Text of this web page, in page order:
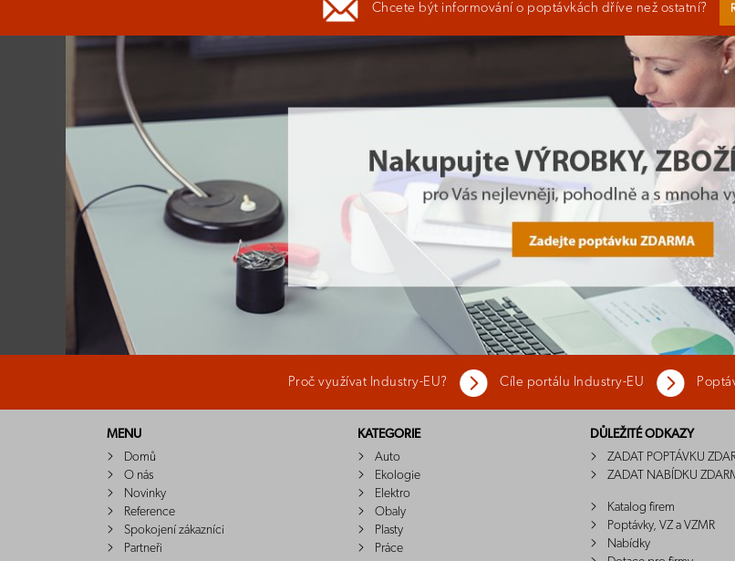
Chcete být informování o poptávkách dříve než ostatní?
Proč využívat Industry-EU? Cíle portálu Industry-EU
MENU
Domů
O nás
Novinky
Reference
Spokojení zákazníci
Partneři
KATEGORIE
Auto
Ekologie
Elektro
Obaly
Plasty
Práce
DŮLEŽITÉ ODKAZY
ZADAT POPTÁVKU
ZADAT NABÍDKU
Katalog firem
Poptávky, VZ a VZMR
Nabídky